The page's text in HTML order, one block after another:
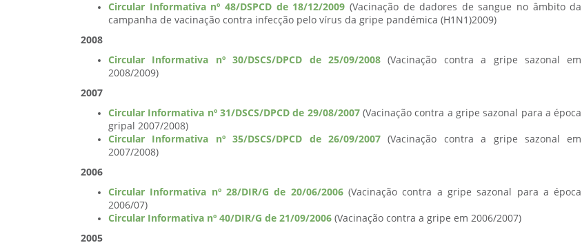
Circular Informativa nº 48/DSPCD de 18/12/2009 (Vacinação de dadores de sangue no âmbito da
campanha de vacinação contra infecção pelo vírus da gripe pandémica (H1N1)2009)
2008
Circular Informativa nº 30/DSCS/DPCD de 25/09/2008(Vacinação contra a gripe sazonal em
2008/2009)
2007
Circular Informativa nº 31/DSCS/DPCD de 29/08/2007(Vacinação contra a gripe sazonal para a época
gripal 2007/2008)
Circular Informativa nº 35/DSCS/DPCD de 26/09/2007(Vacinação contra a gripe sazonal em
2007/2008)
2006
Circular Informativa nº 28/DIR/G de 20/06/2006(Vacinação contra a gripe sazonal para a época
2006/07)
Circular Informativa nº 40/DIR/G de 21/09/2006 (Vacinação contra a gripe em 2006/2007)
2005